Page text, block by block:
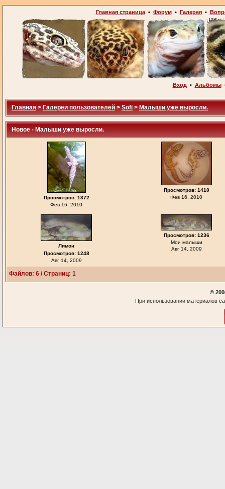
Главная страница• Форум• Галерея•
Вход • Альбомы
Главная > Галереи пользователей > Sofi > Малыши уже выросли.
Новое - Малыши уже выросли.
Просмотров: 1372
Фев 16, 2010
Просмотров: 1410
Фев 16, 2010
Лимон
Просмотров: 1248
Авг 14, 2009
Просмотров: 1236
Мои малыши
Авг 14, 2009
Файлов: 6 / Страниц: 1
©
При использовании материалов